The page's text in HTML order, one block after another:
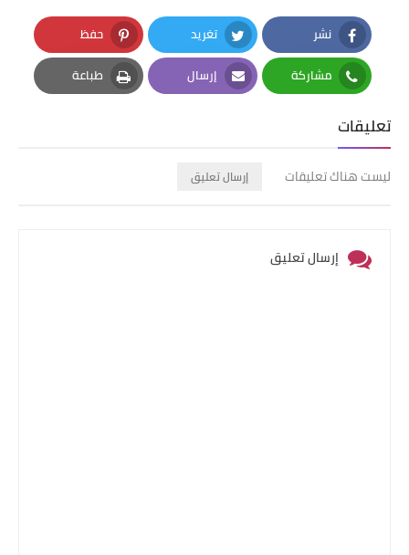
نشر
Facebook
تغريد
Twitter
حفظ
Pinterest
مشاركة
Whatsapp
إرسال
Email
طباعة
Print
تعليقات
ليست هناك تعليقات إرسال تعليق
إرسال تعليق